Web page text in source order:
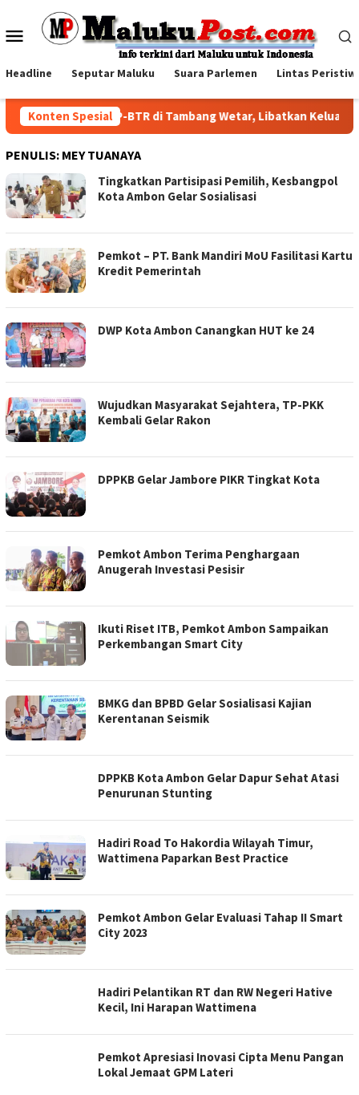
konten
Menu
Headline Seputar Maluku Suara Parlemen Lintas
Konten Spesial
Family Visit BKP-BTR di Tambang Wetar, Libatkan Keluarga
PENULIS: MEY TUANAYA
Tingkatkan Partisipasi Pemilih, Kesbangpol
Kota Ambon Gelar Sosialisasi
Pemkot – PT. Bank Mandiri MoU Fasilitasi Kartu
Kredit Pemerintah
DWP Kota Ambon Canangkan HUT ke 24
Wujudkan Masyarakat Sejahtera, TP-PKK
Kembali Gelar Rakon
DPPKB Gelar Jambore PIKR Tingkat Kota
Pemkot Ambon Terima Penghargaan
Anugerah Investasi Pesisir
Ikuti Riset ITB, Pemkot Ambon Sampaikan
Perkembangan Smart City
BMKG dan BPBD Gelar Sosialisasi Kajian
Kerentanan Seismik
DPPKB Kota Ambon Gelar Dapur Sehat Atasi
Penurunan Stunting
Hadiri Road To Hakordia Wilayah Timur,
Wattimena Paparkan Best Practice
Pemkot Ambon Gelar Evaluasi Tahap II Smart
City 2023
Hadiri Pelantikan RT dan RW Negeri Hative
Kecil, Ini Harapan Wattimena
Pemkot Apresiasi Inovasi Cipta Menu Pangan
Lokal Jemaat GPM Lateri